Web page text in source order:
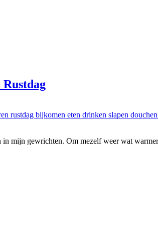
Rustdag
mijn gewrichten. Om mezelf weer wat